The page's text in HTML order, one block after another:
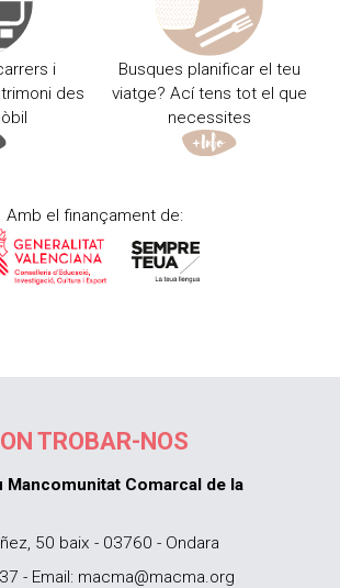
i
des
Busques planificar el teu
viatge? Ací tens tot el que
necessites
Amb el finançament de:
ON TROBAR-NOS
Mancomunitat Comarcal de la
50 baix - 03760 - Ondara
- Email: macma@macma.org